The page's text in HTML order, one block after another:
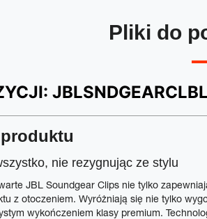
Pliki do
nie rezygnując ze stylu
JBL Soundgear Clips nie tylko
z otoczeniem. Wyróżniają się nie tylko
wykończeniem klasy premium.